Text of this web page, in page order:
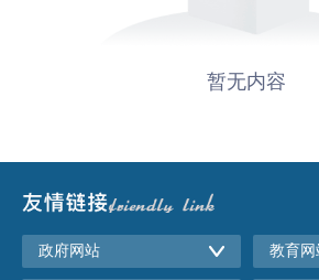
暂无内容
政府网站 教育网